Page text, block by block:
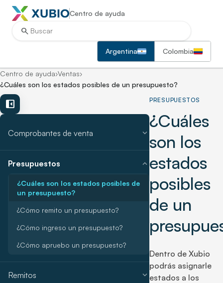
Centro de ayuda
search
Argentina Colombia
Centro de ayuda›Ventas›
¿Cuáles son los estados posibles de un presupuesto?
left_panel_close
Comprobantes de venta expand_more
Presupuestos expand_more
¿Cuáles son los estados posibles de
un presupuesto?
¿Cómo remito un presupuesto?
¿Cómo ingreso un presupuesto?
¿Cómo apruebo un presupuesto?
Remitos expand_more
PRESUPUESTOS
¿Cuáles
son los
estados
posibles
de un
Dentro de Xubio
podrás asignarle
estados a los